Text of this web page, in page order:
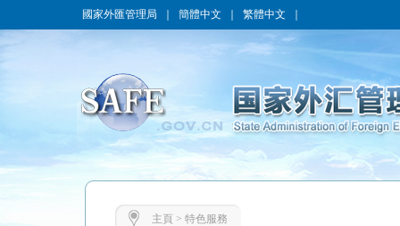
國家外匯管理局 簡體中文 繁體中文
主頁 > 特色服務